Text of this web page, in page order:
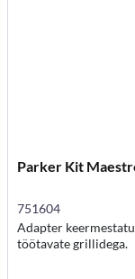
Parker Kit
751604
Adapter
töötavate grillidega.